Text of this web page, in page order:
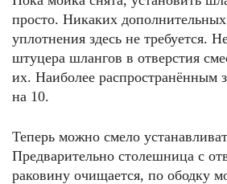
просто. Никаких
уплотнения здесь не требуется.
штуцера шлангов в отверстия
их. Наиболее распространённым
на 10.
Теперь можно смело
Предварительно столешница с
раковину очищается, по ободку